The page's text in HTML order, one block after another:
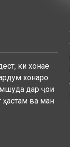
ки хонае
хонаро
дар ҷои
ва ман